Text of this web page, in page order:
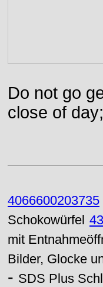
Do not go
close of
4066600203735
Schokowürfel
mit
Bilder, Glocke
- SDS Plus